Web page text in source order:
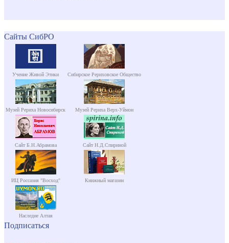
Сайты СибРО
Учение Живой Этики Сибирское Рериховское Общество
Музей Рериха Новосибирск Музей Рериха Верх-Уймон
Сайт Б.Н.Абрамова Сайт Н.Д.Спириной
ИЦ Россазия "Восход" Книжный магазин
Наследие Алтая
Подписаться